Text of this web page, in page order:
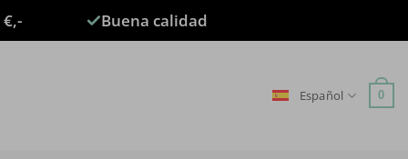
Buena calidad
Español 0